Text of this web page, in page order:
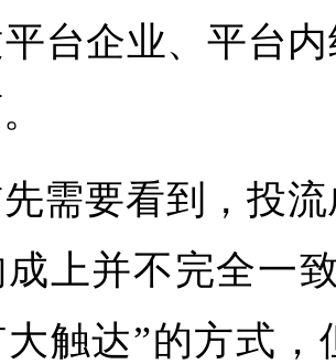
台企业、平台
需要看到，投
上并不完全一
触达”的方式